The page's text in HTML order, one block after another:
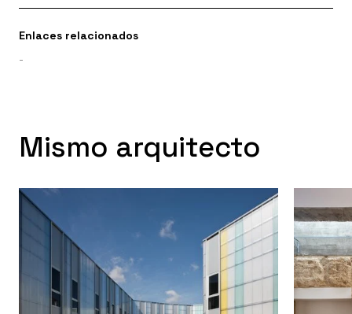
Enlaces relacionados
-
Mismo arquitecto